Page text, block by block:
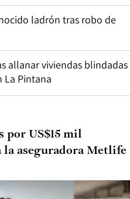
ladrón tras robo de
allanar viviendas blindadas
La Pintana
por US$15 mil
aseguradora Metlife